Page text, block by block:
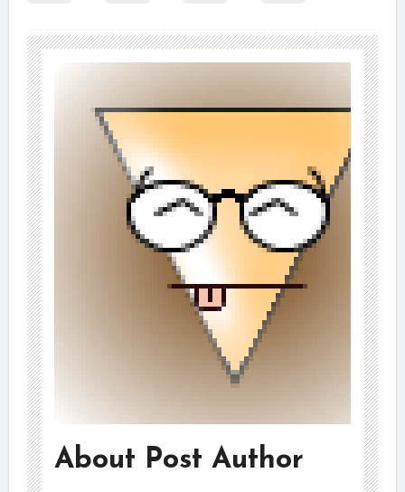
About Post Author